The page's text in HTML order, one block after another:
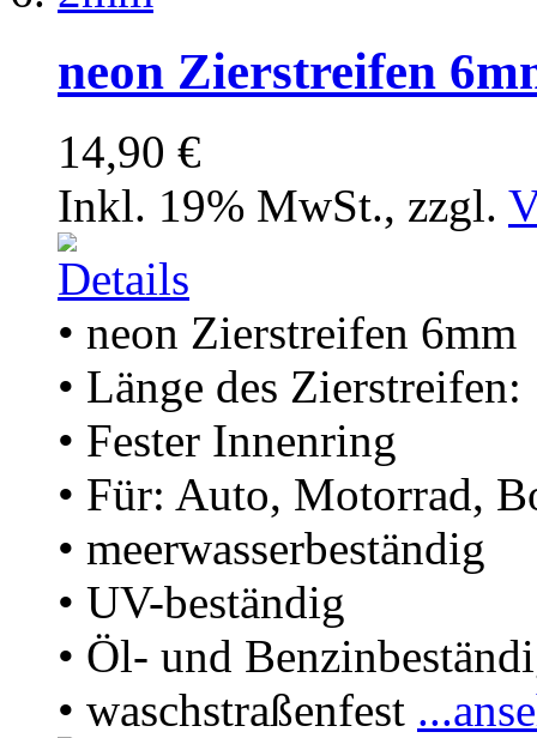
neon Zierstreifen
14,90 €
Inkl. 19% MwSt., zzgl.
• neon Zierstreifen 6mm
• Länge des Zierstreifen:
• Fester Innenring
• Für: Auto, Motorrad,
• meerwasserbeständig
• UV-beständig
• Öl- und
• waschstraßenfest